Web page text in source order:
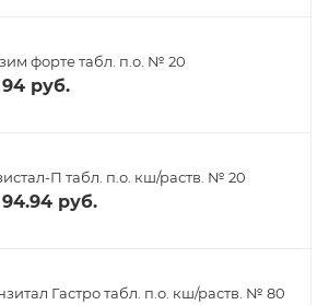
форте табл. п.о. № 20
94 руб.
П табл. п.о. кш/раств. № 20
94.94 руб.
Гастро табл. п.о. кш/раств. № 80